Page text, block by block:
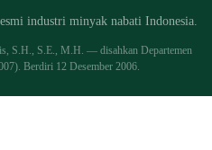
industri minyak nabati Indonesia.
S.H., S.E., M.H. — disahkan Departemen
Berdiri 12 Desember 2006.